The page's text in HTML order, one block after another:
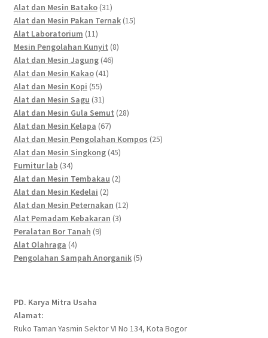
products
Alat dan Mesin Batako 3131
products
Alat dan Mesin Pakan Ternak 1515
Alat Laboratorium 1111
products
Mesin Pengolahan Kunyit 88
Alat dan Mesin Jagung 4646
Alat dan Mesin Kakao 4141
Alat dan Mesin Kopi 5555
products
Alat dan Mesin Sagu 3131
products
Alat dan Mesin Gula Semut 2828
Alat dan Mesin Kelapa 6767
products
Alat dan Mesin Pengolahan Kompos 2525
Alat dan Mesin Singkong 4545
Furnitur lab 3434
products
Alat dan Mesin Tembakau 22
Alat dan Mesin Kedelai 22
products
Alat dan Mesin Peternakan 1212
Alat Pemadam Kebakaran 33
Peralatan Bor Tanah 99
Alat Olahraga 44
products
Pengolahan Sampah Anorganik 55
PD. Karya Mitra Usaha
Alamat:
Ruko Taman Yasmin Sektor VI No 134, Kota Bogor